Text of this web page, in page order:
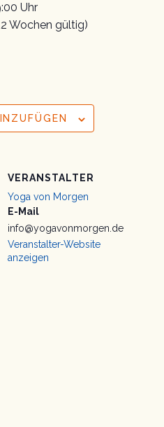
Uhr
Wochen gültig)
VERANSTALTER
Yoga von Morgen
E-Mail
info@yogavonmorgen.de
Veranstalter-Website
anzeigen